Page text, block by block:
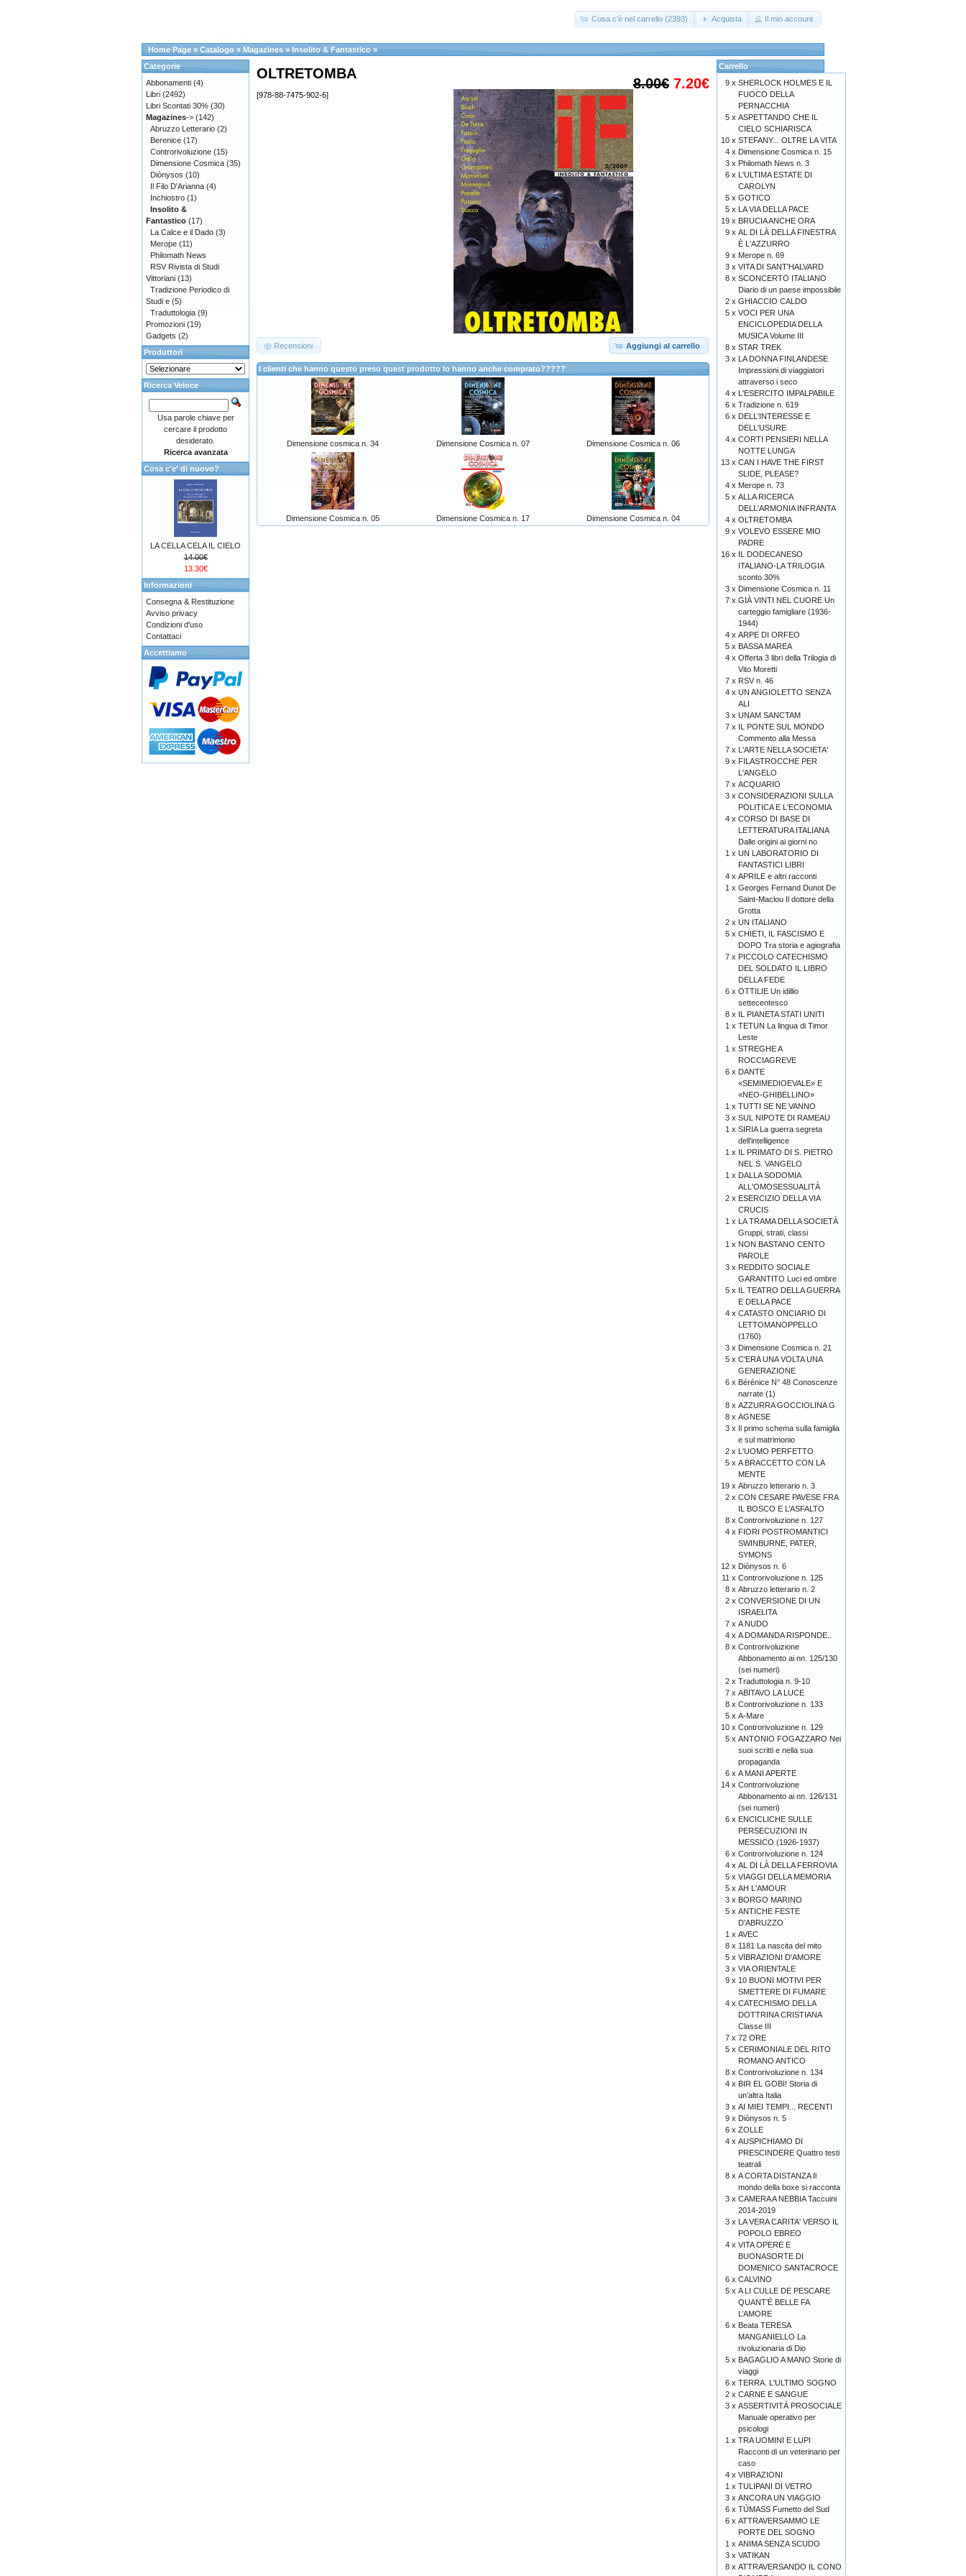
Cosa c'è nel carrello (2393) Acquista Il mio account
Home Page » Catalogo » Magazines » Insolito & Fantastico »
8.00€ 7.20€
OLTRETOMBA
[978-88-7475-902-6]
Aggiungi al carrello
Recensioni
I clienti che hanno questo preso quest prodotto lo hanno anche comprato?????
Dimensione cosmica n. 34 Dimensione Cosmica n. 07 Dimensione Cosmica n. 06
Dimensione Cosmica n. 05 Dimensione Cosmica n. 17 Dimensione Cosmica n. 04
Categorie
Abbonamenti (4)
Libri (2492)
Libri Scontati 30% (30)
Magazines-> (142)
Abruzzo Letterario (2)
Berenice (17)
Controrivoluzione (15)
Dimensione Cosmica (35)
Diònysos (10)
Il Filo D'Arianna (4)
Inchiostro (1)
Insolito &
Fantastico (17)
La Calce e il Dado (3)
Merope (11)
Philomath News
RSV Rivista di Studi
Vittoriani (13)
Tradizione Periodico di
Studi e (5)
Traduttologia (9)
Promozioni (19)
Gadgets (2)
Produttori
Ricerca Veloce
Usa parole chiave per
cercare il prodotto
desiderato.
Ricerca avanzata
Cosa c'e' di nuovo?
LA CELLA CELA IL CIELO
14.00€
13.30€
Informazioni
Consegna & Restituzione
Avviso privacy
Condizioni d'uso
Contattaci
Accettiamo
Carrello
9 x SHERLOCK HOLMES E IL
FUOCO DELLA
PERNACCHIA
5 x ASPETTANDO CHE IL
CIELO SCHIARISCA
10 x STEFANY... OLTRE LA VITA
4 x Dimensione Cosmica n. 15
3 x Philomath News n. 3
6 x L'ULTIMA ESTATE DI
CAROLYN
5 x GOTICO
5 x LA VIA DELLA PACE
19 x BRUCIA ANCHE ORA
9 x AL DI LÀ DELLA FINESTRA
È L'AZZURRO
9 x Merope n. 69
3 x VITA DI SANT'HALVARD
8 x SCONCERTO ITALIANO
Diario di un paese impossibile
2 x GHIACCIO CALDO
5 x VOCI PER UNA
ENCICLOPEDIA DELLA
MUSICA Volume III
8 x STAR TREK
3 x LA DONNA FINLANDESE
Impressioni di viaggiatori
attraverso i seco
4 x L'ESERCITO IMPALPABILE
6 x Tradizione n. 619
6 x DELL'INTERESSE E
DELL'USURE
4 x CORTI PENSIERI NELLA
NOTTE LUNGA
13 x CAN I HAVE THE FIRST
SLIDE, PLEASE?
4 x Merope n. 73
5 x ALLA RICERCA
DELL'ARMONIA INFRANTA
4 x OLTRETOMBA
9 x VOLEVO ESSERE MIO
PADRE
16 x IL DODECANESO
ITALIANO-LA TRILOGIA
sconto 30%
3 x Dimensione Cosmica n. 11
7 x GIÀ VINTI NEL CUORE Un
carteggio famigliare (1936-
1944)
4 x ARPE DI ORFEO
5 x BASSA MAREA
4 x Offerta 3 libri della Trilogia di
Vito Moretti
7 x RSV n. 46
4 x UN ANGIOLETTO SENZA
ALI
3 x UNAM SANCTAM
7 x IL PONTE SUL MONDO
Commento alla Messa
7 x L'ARTE NELLA SOCIETA'
9 x FILASTROCCHE PER
L'ANGELO
7 x ACQUARIO
3 x CONSIDERAZIONI SULLA
POLITICA E L'ECONOMIA
4 x CORSO DI BASE DI
LETTERATURA ITALIANA
Dalle origini ai giorni no
1 x UN LABORATORIO DI
FANTASTICI LIBRI
4 x APRILE e altri racconti
1 x Georges Fernand Dunot De
Saint-Maclou Il dottore della
Grotta
2 x UN ITALIANO
5 x CHIETI, IL FASCISMO E
DOPO Tra storia e agiografia
7 x PICCOLO CATECHISMO
DEL SOLDATO IL LIBRO
DELLA FEDE
6 x OTTILIE Un idillio
settecentesco
8 x IL PIANETA STATI UNITI
1 x TETUN La lingua di Timor
Leste
1 x STREGHE A
ROCCIAGREVE
6 x DANTE
«SEMIMEDIOEVALE» E
«NEO-GHIBELLINO»
1 x TUTTI SE NE VANNO
3 x SUL NIPOTE DI RAMEAU
1 x SIRIA La guerra segreta
dell’intelligence
1 x IL PRIMATO DI S. PIETRO
NEL S. VANGELO
1 x DALLA SODOMIA
ALL'OMOSESSUALITÀ
2 x ESERCIZIO DELLA VIA
CRUCIS
1 x LA TRAMA DELLA SOCIETÀ
Gruppi, strati, classi
1 x NON BASTANO CENTO
PAROLE
3 x REDDITO SOCIALE
GARANTITO Luci ed ombre
5 x IL TEATRO DELLA GUERRA
E DELLA PACE
4 x CATASTO ONCIARIO DI
LETTOMANOPPELLO
(1760)
3 x Dimensione Cosmica n. 21
5 x C'ERA UNA VOLTA UNA
GENERAZIONE
6 x Bérénice N° 48 Conoscenze
narrate (1)
8 x AZZURRA GOCCIOLINA G
8 x AGNESE
3 x Il primo schema sulla famiglia
e sul matrimonio
2 x L'UOMO PERFETTO
5 x A BRACCETTO CON LA
MENTE
19 x Abruzzo letterario n. 3
2 x CON CESARE PAVESE FRA
IL BOSCO E L’ASFALTO
8 x Controrivoluzione n. 127
4 x FIORI POSTROMANTICI
SWINBURNE, PATER,
SYMONS
12 x Diònysos n. 6
11 x Controrivoluzione n. 125
8 x Abruzzo letterario n. 2
2 x CONVERSIONE DI UN
ISRAELITA
7 x A NUDO
4 x A DOMANDA RISPONDE..
8 x Controrivoluzione
Abbonamento ai nn. 125/130
(sei numeri)
2 x Traduttologia n. 9-10
7 x ABITAVO LA LUCE
8 x Controrivoluzione n. 133
5 x A-Mare
10 x Controrivoluzione n. 129
5 x ANTONIO FOGAZZARO Nei
suoi scritti e nella sua
propaganda
6 x A MANI APERTE
14 x Controrivoluzione
Abbonamento ai nn. 126/131
(sei numeri)
6 x ENCICLICHE SULLE
PERSECUZIONI IN
MESSICO (1926-1937)
6 x Controrivoluzione n. 124
4 x AL DI LÀ DELLA FERROVIA
5 x VIAGGI DELLA MEMORIA
5 x AH L'AMOUR
3 x BORGO MARINO
5 x ANTICHE FESTE
D'ABRUZZO
1 x AVEC
8 x 1181 La nascita del mito
5 x VIBRAZIONI D'AMORE
3 x VIA ORIENTALE
9 x 10 BUONI MOTIVI PER
SMETTERE DI FUMARE
4 x CATECHISMO DELLA
DOTTRINA CRISTIANA
Classe III
7 x 72 ORE
5 x CERIMONIALE DEL RITO
ROMANO ANTICO
8 x Controrivoluzione n. 134
4 x BIR EL GOBI! Storia di
un’altra Italia
3 x AI MIEI TEMPI... RECENTI
9 x Diònysos n. 5
6 x ZOLLE
4 x AUSPICHIAMO DI
PRESCINDERE Quattro testi
teatrali
8 x A CORTA DISTANZA Il
mondo della boxe si racconta
3 x CAMERA A NEBBIA Taccuini
2014-2019
3 x LA VERA CARITA' VERSO IL
POPOLO EBREO
4 x VITA OPERE E
BUONASORTE DI
DOMENICO SANTACROCE
6 x CALVINO
5 x A LI CULLE DE PESCARE
QUANT’È BELLE FA
L’AMORE
6 x Beata TERESA
MANGANIELLO La
rivoluzionaria di Dio
5 x BAGAGLIO A MANO Storie di
viaggi
6 x TERRA. L'ULTIMO SOGNO
2 x CARNE E SANGUE
3 x ASSERTIVITÀ PROSOCIALE
Manuale operativo per
psicologi
1 x TRA UOMINI E LUPI
Racconti di un veterinario per
caso
4 x VIBRAZIONI
1 x TULIPANI DI VETRO
3 x ANCORA UN VIAGGIO
6 x TÙMASS Fumetto del Sud
6 x ATTRAVERSAMMO LE
PORTE DEL SOGNO
1 x ANIMA SENZA SCUDO
3 x VATIKAN
8 x ATTRAVERSANDO IL CONO